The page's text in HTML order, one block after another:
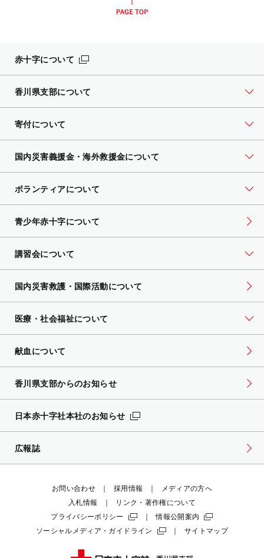
赤十字について
香川県支部について
寄付について
国内災害義援金・海外救援金について
ボランティアについて
青少年赤十字について
講習会について
国内災害救護・国際活動について
医療・社会福祉について
献血について
香川県支部からのお知らせ
日本赤十字社本社のお知らせ
広報誌
お問い合わせ 採用情報
メディアの方へ
入札情報
リンク・著作権について
プライバシーポリシー
情報公開案内
ソーシャルメディア・ガイドライン
サイトマップ